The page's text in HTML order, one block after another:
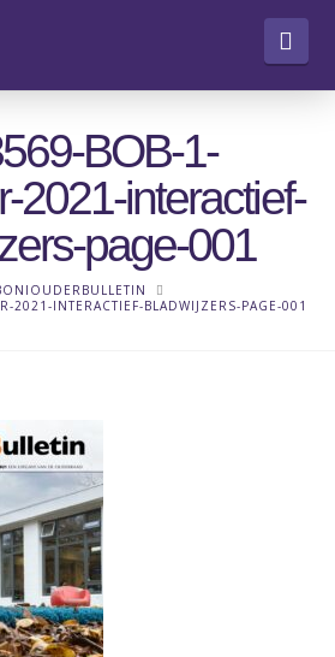
BOB-1-
2021-interactief-
page-001
2021-INTERACTIEF-BLADWIJZERS-PAGE-001